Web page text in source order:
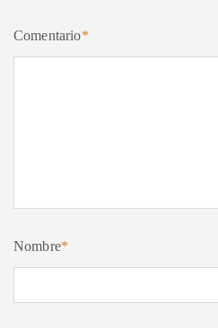
Comentario*
Nombre*